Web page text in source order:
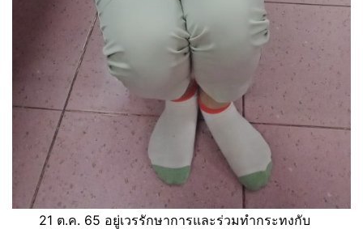
21 ต.ค. 65 อยู่เวรรักษาการและร่วมทำกระทงกับ